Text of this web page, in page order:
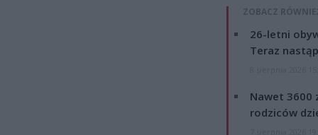
ZOBACZ
26-letni
Teraz
Nawet 3600
rodziców